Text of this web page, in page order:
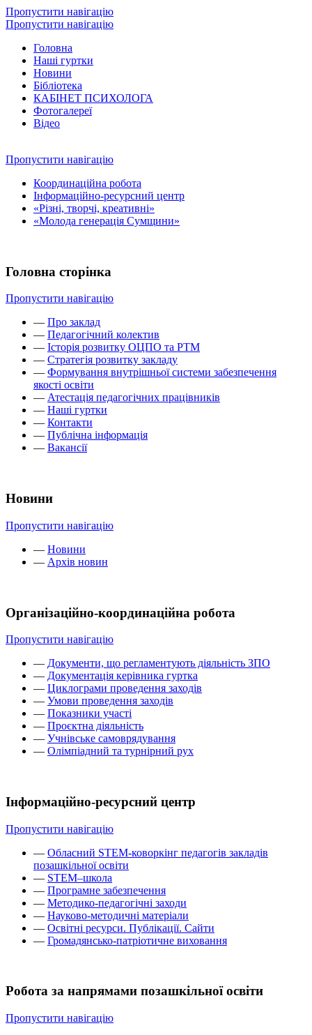
Пропустити навігацію
Пропустити навігацію
Головна
Наші гуртки
Новини
Бібліотека
КАБІНЕТ ПСИХОЛОГА
Фотогалереї
Відео
Пропустити навігацію
Координаційна робота
Інформаційно-ресурсний центр
«Різні, творчі, креативні»
«Молода генерація Сумщини»
Головна сторінка
Пропустити навігацію
— Про заклад
— Педагогічний колектив
— Історія розвитку ОЦПО та РТМ
— Стратегія розвитку закладу
— Формування внутрішньої системи забезпечення
якості освіти
— Атестація педагогічних працівників
— Наші гуртки
— Контакти
— Публічна інформація
— Вакансії
Новини
Пропустити навігацію
— Новини
— Архів новин
Організаційно-координаційна робота
Пропустити навігацію
— Документи, що регламентують діяльність ЗПО
— Документація керівника гуртка
— Циклограми проведення заходів
— Умови проведення заходів
— Показники участі
— Проєктна діяльність
— Учнівське самоврядування
— Олімпіадний та турнірний рух
Інформаційно-ресурсний центр
Пропустити навігацію
— Обласний STEM-коворкінг педагогів закладів
позашкільної освіти
— STEM–школа
— Програмне забезпечення
— Методико-педагогічні заходи
— Науково-методичні матеріали
— Освітні ресурси. Публікації. Сайти
— Громадянсько-патріотичне виховання
Робота за напрямами позашкільної освіти
Пропустити навігацію